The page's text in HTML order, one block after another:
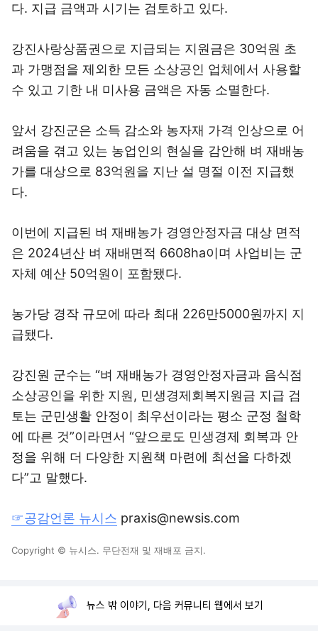
다. 지급 금액과 시기는 검토하고 있다.
강진사랑상품권으로 지급되는 지원금은 30억원 초
과 가맹점을 제외한 모든 소상공인 업체에서 사용할
수 있고 기한 내 미사용 금액은 자동 소멸한다.
앞서 강진군은 소득 감소와 농자재 가격 인상으로 어
려움을 겪고 있는 농업인의 현실을 감안해 벼 재배농
가를 대상으로 83억원을 지난 설 명절 이전 지급했
다.
이번에 지급된 벼 재배농가 경영안정자금 대상 면적
은 2024년산 벼 재배면적 6608ha이며 사업비는 군
자체 예산 50억원이 포함됐다.
농가당 경작 규모에 따라 최대 226만5000원까지 지
급됐다.
강진원 군수는 “벼 재배농가 경영안정자금과 음식점
소상공인을 위한 지원, 민생경제회복지원금 지급 검
토는 군민생활 안정이 최우선이라는 평소 군정 철학
에 따른 것”이라면서 “앞으로도 민생경제 회복과 안
정을 위해 더 다양한 지원책 마련에 최선을 다하겠
다”고 말했다.
☞공감언론 뉴시스 praxis@newsis.com
Copyright © 뉴시스. 무단전재 및 재배포 금지.
뉴스 밖 이야기, 다음 커뮤니티 웹에서 보기